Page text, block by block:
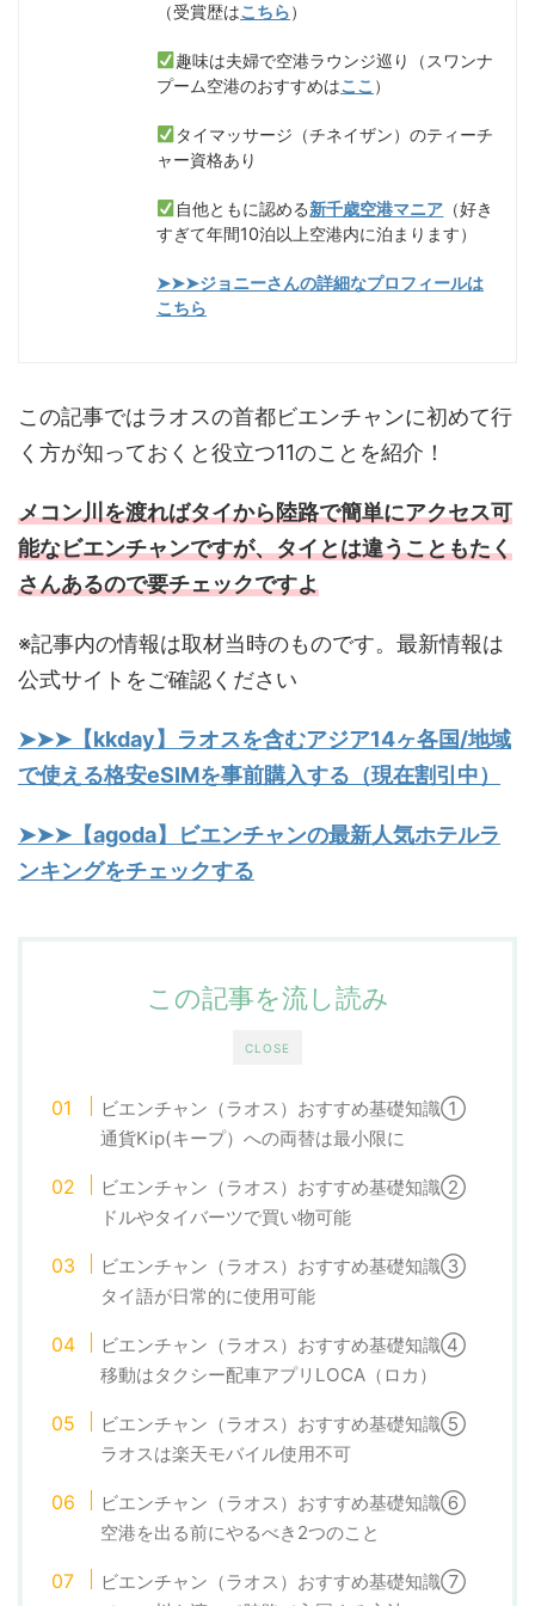
（受賞歴はこちら）
趣味は夫婦で空港ラウンジ巡り（スワンナ
プーム空港のおすすめはここ ）
タイマッサージ（チネイザン）のティーチ
ャー資格あり
自他ともに認める新千歳空港マニア （好き
すぎて年間10泊以上空港内に泊まります）
➤➤➤ジョニーさんの詳細なプロフィールは
こちら
この記事ではラオスの首都ビエンチャンに初めて行
く方が知っておくと役立つ11のことを紹介！
メコン川を渡ればタイから陸路で簡単にアクセス可
能なビエンチャンですが、タイとは違うこともたく
さんあるので要チェックですよ
※記事内の情報は取材当時のものです。最新情報は
公式サイトをご確認ください
➤➤➤【kkday】ラオスを含むアジア14ヶ各国/地域
で使える格安eSIMを事前購入する（現在割引中）
➤➤➤【agoda】ビエンチャンの最新人気ホテルラ
ンキングをチェックする
CLOSE
この記事を流し読み
ビエンチャン（ラオス）おすすめ基礎知識①
通貨Kip(キープ）への両替は最小限に
ビエンチャン（ラオス）おすすめ基礎知識②
ドルやタイバーツで買い物可能
ビエンチャン（ラオス）おすすめ基礎知識③
タイ語が日常的に使用可能
ビエンチャン（ラオス）おすすめ基礎知識④
移動はタクシー配車アプリLOCA（ロカ）
ビエンチャン（ラオス）おすすめ基礎知識⑤
ラオスは楽天モバイル使用不可
ビエンチャン（ラオス）おすすめ基礎知識⑥
空港を出る前にやるべき2つのこと
ビエンチャン（ラオス）おすすめ基礎知識⑦